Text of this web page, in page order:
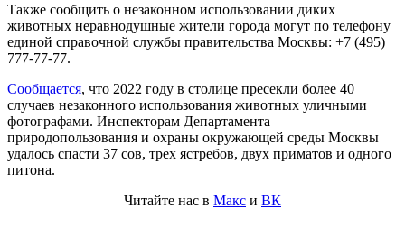
Также сообщить о незаконном использовании диких
животных неравнодушные жители города могут по телефону
единой справочной службы правительства Москвы: +7 (495)
777-77-77.
Сообщается, что 2022 году в столице пресекли более 40
случаев незаконного использования животных уличными
фотографами. Инспекторам Департамента
природопользования и охраны окружающей среды Москвы
удалось спасти 37 сов, трех ястребов, двух приматов и одного
питона.
Читайте нас в Макс и ВК